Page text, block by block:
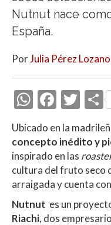
Nutnut nace
España.
PorJulia Pérez Lozano
W
h
at
s
A
p
p
F
ac
e
b
o
o
k
T
w
itt
er
C
o
r
Ubicado en la
concepto inédito y
inspirado en las
cultura del fruto seco
arraigada y cuenta
Nutnut es un
Riachi, dos